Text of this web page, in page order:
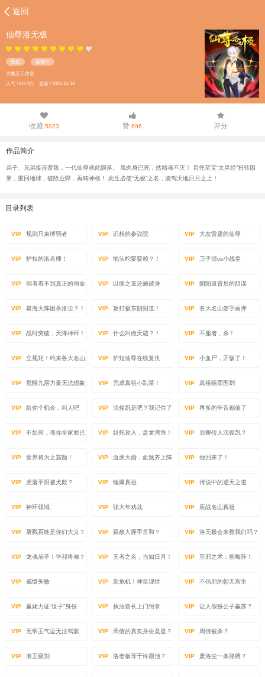
返回
仙尊洛无极
热血 连载中
大魔王工作室
人气 / 815.9万 更新 / 2023-10-14
收藏 5023 赞 696 评分
作品简介
弟子、兄弟接连背叛，一代仙尊就此陨落。 虽肉身已死，然精魂不灭！ 且凭至宝“太皇经”扭转因
果，重回地球，破除业障，再铸神格！ 此生必使“无极”之名，凌驾天地日月之上！
目录列表
VIP 规则只束缚弱者 VIP 识相的参议院 VIP 大发雷霆的仙尊
VIP 护短的洛老师！ VIP 地头蛇要耍赖？！ VIP 卫子清vs小战皇
VIP 弱者看不到真正的宿命 VIP 以彼之道还施彼身 VIP 阴阳道背后的阴谋
VIP 星海大阵困杀洛尘？！ VIP 攻打极东阴阳道！ VIP 各大名山签字画押
VIP 战时突破，天降神环！ VIP 什么叫做天谴？！ VIP 不服者，杀！
VIP 立规矩！约束各大名山 VIP 护短仙尊在线复仇 VIP 小血尸，开饭了！
VIP 觉醒九层力量无法想象 VIP 完虐真祖小趴菜！ VIP 真祖组团围剿
VIP 给你个机会，叫人吧 VIP 沈俊凯是吧？我记住了 VIP 再多的辛苦都值了
VIP 不如何，嘎你全家而已 VIP 奴托攻入，盘龙湾危！ VIP 后卿传人沈俊凯？
VIP 世界将为之震颤！ VIP 血虎大婚，血煞齐上阵 VIP 他回来了！
VIP 虎落平阳被犬欺？ VIP 锤爆真祖 VIP 传说中的逆天之道
VIP 神环领域 VIP 张大年劝战 VIP 应战名山真祖
VIP 屠戮百姓是你们大义？ VIP 跟敌人握手言和？ VIP 洛无极会来救我们吗？
VIP 龙魂崩卒！华邦将倾？ VIP 王者之名，当如日月！ VIP 至邪之术：朔晦阵！
VIP 威慑失败 VIP 新危机！神皇现世 VIP 不信邪的朝天宫主
VIP 赢姥力证“世子”身份 VIP 执法督长上门缉拿 VIP 让人假扮公子赢苏？
VIP 无帝王气运无法驾驭 VIP 周倩的真实身份竟是？ VIP 周倩被杀？
VIP 准王级别 VIP 洛老板等于许愿池？ VIP 废洛尘一条胳膊？